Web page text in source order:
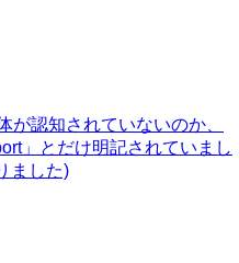
認知されていないのか、
」とだけ明記されていまし
ました)